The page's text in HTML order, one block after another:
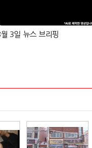
3일 뉴스 브리핑